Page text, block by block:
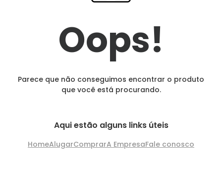
Oops!
Parece que não conseguimos encontrar o produto
que você está procurando.
Aqui estão alguns links úteis
HomeAlugarComprarA EmpresaFale conosco